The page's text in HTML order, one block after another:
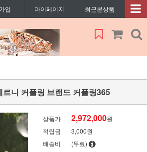
입 마이페이지 최근본상품
니 커플링 브랜드 커플링365
상품가 2,972,000원
적립금
3,000원
배송비
(무료)